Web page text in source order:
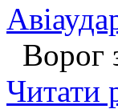
Ворог
Читати